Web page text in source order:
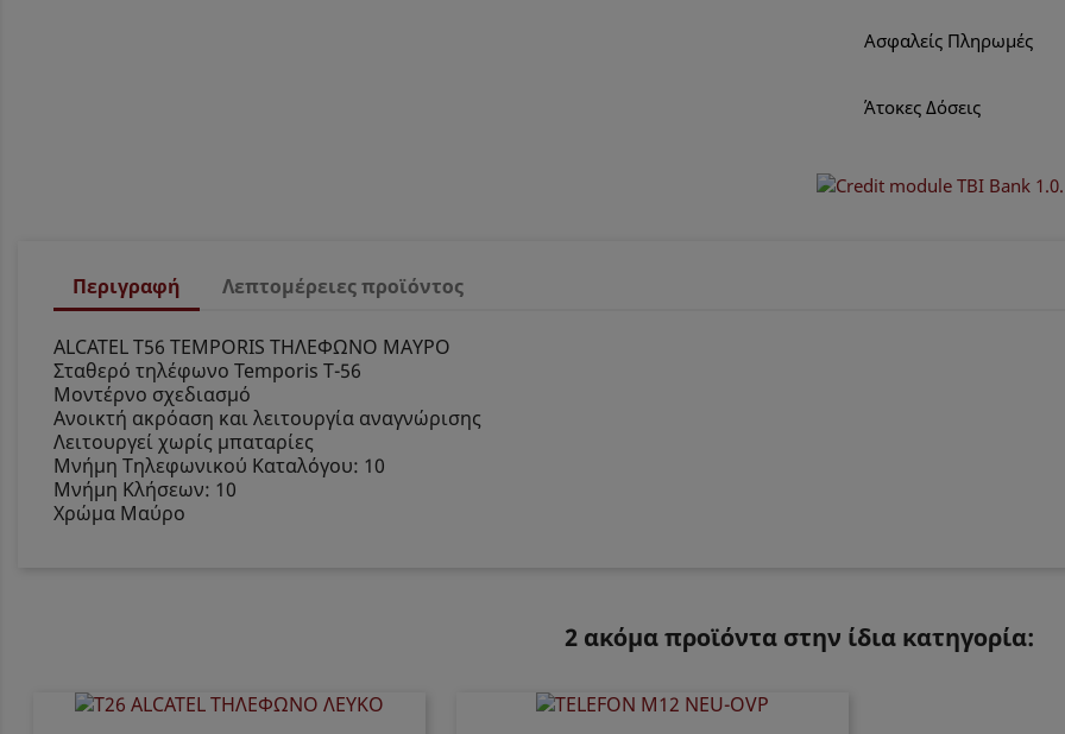
Ασφαλείς Πληρωμές
Άτοκες Δόσεις
Περιγραφή Λεπτομέρειες προϊόντος
ALCATEL T56 TEMPORIS ΤΗΛΕΦΩΝΟ ΜΑΥΡΟ
Σταθερό τηλέφωνο Temporis T-56
Μοντέρνο σχεδιασμό
Ανοικτή ακρόαση και λειτουργία αναγνώρισης
Λειτουργεί χωρίς μπαταρίες
Μνήμη Τηλεφωνικού Καταλόγου: 10
Μνήμη Κλήσεων: 10
Χρώμα Μαύρο
2 ακόμα προϊόντα στην ίδια κατηγορία: